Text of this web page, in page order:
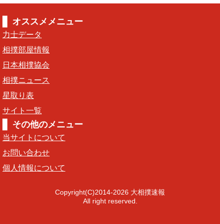
オススメメニュー
力士データ
相撲部屋情報
日本相撲協会
相撲ニュース
星取り表
サイト一覧
その他のメニュー
当サイトについて
お問い合わせ
個人情報について
Copyright(C)2014-2026 大相撲速報
All right reserved.